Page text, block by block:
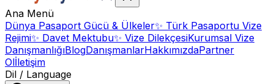
Ana Menü
Dünya Pasaport Gücü & Ülkeler✨ Türk Pasaportu Vize
Rejimi✨ Davet Mektubu✨ Vize DilekçesiKurumsal Vize
DanışmanlığıBlogDanışmanlarHakkımızdaPartner
Olİletişim
Dil / Language